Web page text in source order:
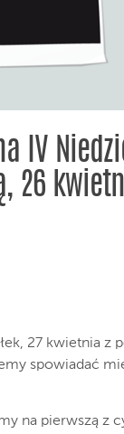
IV
26
27 kwietnia z
spowiadać
na pierwszą z